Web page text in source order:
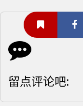
留点评论吧: